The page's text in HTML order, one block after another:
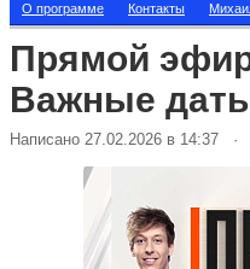
О программе Контакты
Прямой
Важные
Написано 27.02.2026 в 14:37 ·